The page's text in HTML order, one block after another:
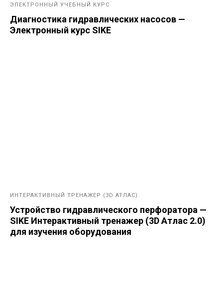
ЭЛЕКТРОННЫЙ УЧЕБНЫЙ КУРС
Диагностика гидравлических насосов —
Электронный курс SIKE
ИНТЕРАКТИВНЫЙ ТРЕНАЖЕР (3D АТЛАС)
Устройство гидравлического перфоратора —
SIKE Интерактивный тренажер (3D Атлас 2.0)
для изучения оборудования